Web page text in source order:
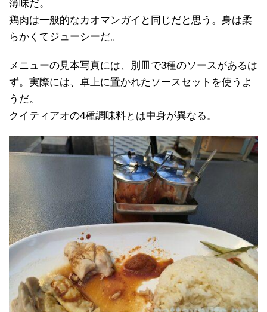
薄味だ。
鶏肉は一般的なカオマンガイと同じだと思う。身は柔
らかくてジューシーだ。
メニューの見本写真には、別皿で3種のソースがあるは
ず。実際には、卓上に置かれたソースセットを使うよ
うだ。
クイティアオの4種調味料とは中身が異なる。